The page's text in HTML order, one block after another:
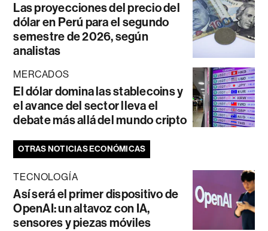
Las proyecciones del precio del
dólar en Perú para el segundo
semestre de 2026, según
analistas
MERCADOS
El dólar domina las stablecoins y
el avance del sector lleva el
debate más allá del mundo cripto
OTRAS NOTICIAS ECONÓMICAS
TECNOLOGÍA
Así será el primer dispositivo de
OpenAI: un altavoz con IA,
sensores y piezas móviles